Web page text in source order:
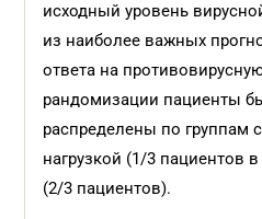
исходный уровень
из наиболее важных
ответа на
рандомизации пациенты
распределены по группам
нагрузкой (1/3 пациентов
(2/3 пациентов).